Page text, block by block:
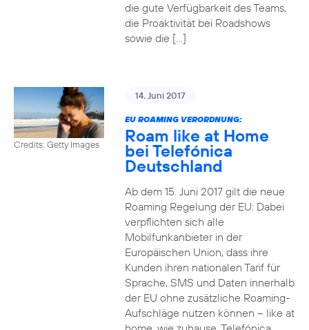
die gute Verfügbarkeit des Teams,
die Proaktivität bei Roadshows
sowie die […]
Credits: Getty Images
14. Juni 2017
EU ROAMING VERORDNUNG:
Roam like at Home
bei Telefónica
Deutschland
Ab dem 15. Juni 2017 gilt die neue
Roaming Regelung der EU: Dabei
verpflichten sich alle
Mobilfunkanbieter in der
Europäischen Union, dass ihre
Kunden ihren nationalen Tarif für
Sprache, SMS und Daten innerhalb
der EU ohne zusätzliche Roaming-
Aufschläge nutzen können – like at